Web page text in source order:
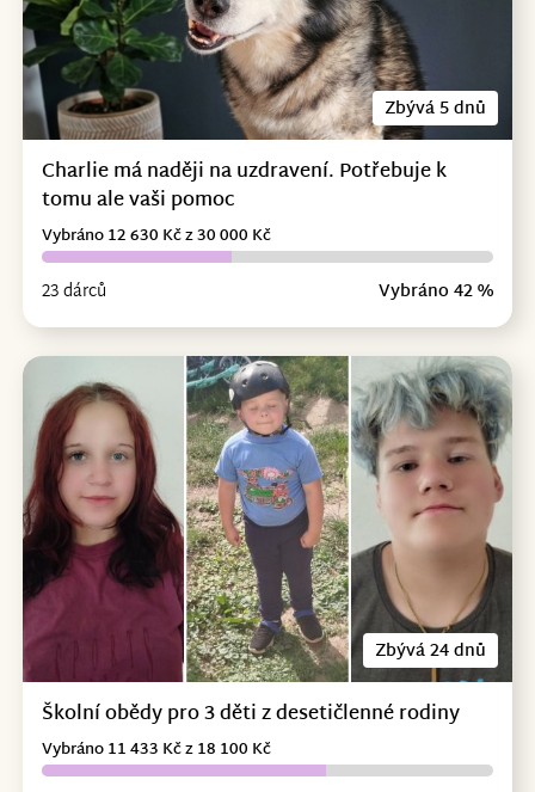
Zbývá 5 dnů
Charlie má naději na uzdravení. Potřebuje k
tomu ale vaši pomoc
23 dárců Vybráno 42 %
Vybráno 12 630 Kč z 30 000 Kč
Zbývá 24 dnů
Školní obědy pro 3 děti z desetičlenné rodiny
Vybráno 11 433 Kč z 18 100 Kč